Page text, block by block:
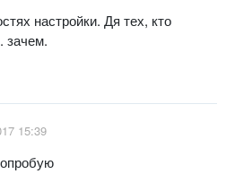
настройки. Дя тех, кто
зачем.
15:39